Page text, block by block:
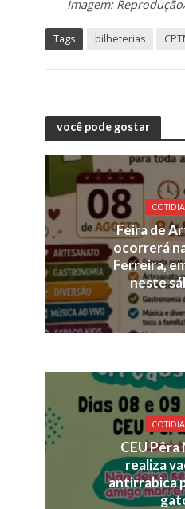
Imagem:
Tags bilheterias
você pode gostar
Feira de
ocorrerá
Ferreira,
neste
CEU
realiza
antirrabica